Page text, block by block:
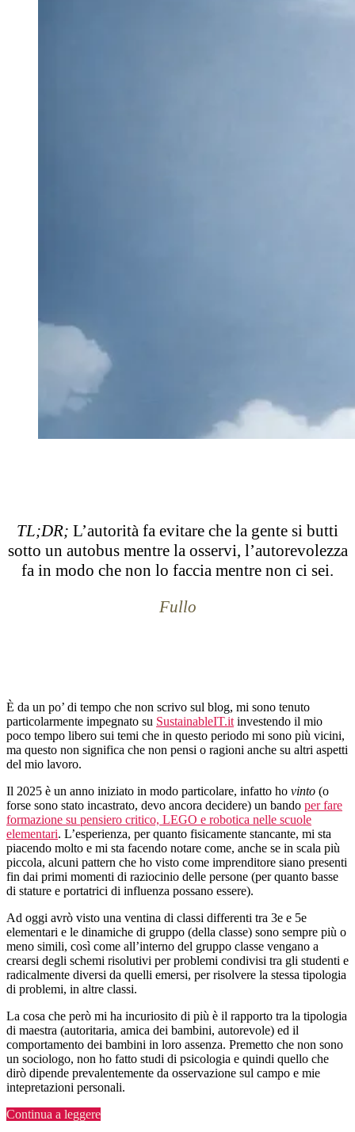
TL;DR; L’autorità fa evitare che la gente si butti
sotto un autobus mentre la osservi, l’autorevolezza
fa in modo che non lo faccia mentre non ci sei.
Fullo
È da un po’ di tempo che non scrivo sul blog, mi sono tenuto
particolarmente impegnato su SustainableIT.it investendo il mio
poco tempo libero sui temi che in questo periodo mi sono più vicini,
ma questo non significa che non pensi o ragioni anche su altri aspetti
del mio lavoro.
Il 2025 è un anno iniziato in modo particolare, infatto ho vinto (o
forse sono stato incastrato, devo ancora decidere) un bando per fare
formazione su pensiero critico, LEGO e robotica nelle scuole
elementari. L’esperienza, per quanto fisicamente stancante, mi sta
piacendo molto e mi sta facendo notare come, anche se in scala più
piccola, alcuni pattern che ho visto come imprenditore siano presenti
fin dai primi momenti di raziocinio delle persone (per quanto basse
di stature e portatrici di influenza possano essere).
Ad oggi avrò visto una ventina di classi differenti tra 3e e 5e
elementari e le dinamiche di gruppo (della classe) sono sempre più o
meno simili, così come all’interno del gruppo classe vengano a
crearsi degli schemi risolutivi per problemi condivisi tra gli studenti e
radicalmente diversi da quelli emersi, per risolvere la stessa tipologia
di problemi, in altre classi.
La cosa che però mi ha incuriosito di più è il rapporto tra la tipologia
di maestra (autoritaria, amica dei bambini, autorevole) ed il
comportamento dei bambini in loro assenza. Premetto che non sono
un sociologo, non ho fatto studi di psicologia e quindi quello che
dirò dipende prevalentemente da osservazione sul campo e mie
intepretazioni personali.
Continua a leggere“Autorità